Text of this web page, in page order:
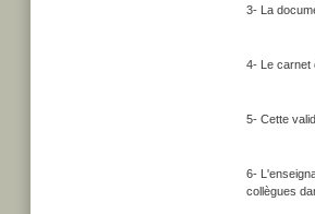
3- La
4- Le carnet
5- Cette
6-
collègues